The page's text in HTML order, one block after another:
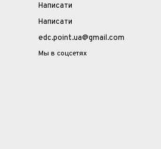
Написати
Написати
edc.point.ua@gmail.com
Мы в соцсетях